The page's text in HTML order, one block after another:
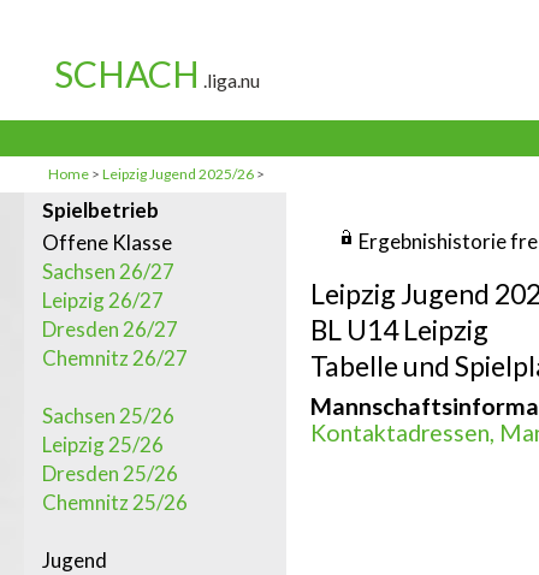
Home > Leipzig Jugend 2025/26 >
Spielbetrieb
Offene Klasse
Sachsen 26/27
Leipzig 26/27
Dresden 26/27
Chemnitz 26/27
Sachsen 25/26
Leipzig 25/26
Dresden 25/26
Chemnitz 25/26
Jugend
Ergebnishistorie
Leipzig Jugend
BL U14 Leipzig
Tabelle und
Kontaktadressen,